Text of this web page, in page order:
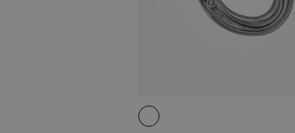
SCREW-LOCK